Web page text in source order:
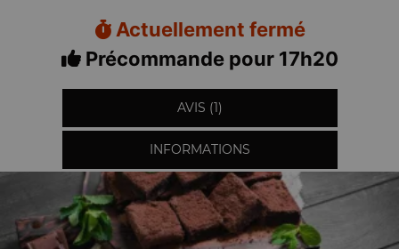
Actuellement fermé
Précommande pour 17h20
AVIS (1)
INFORMATIONS